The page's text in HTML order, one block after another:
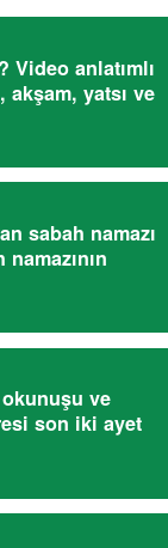
Video anlatımlı
yatsı ve
sabah namazı
namazının
ve
son iki ayet